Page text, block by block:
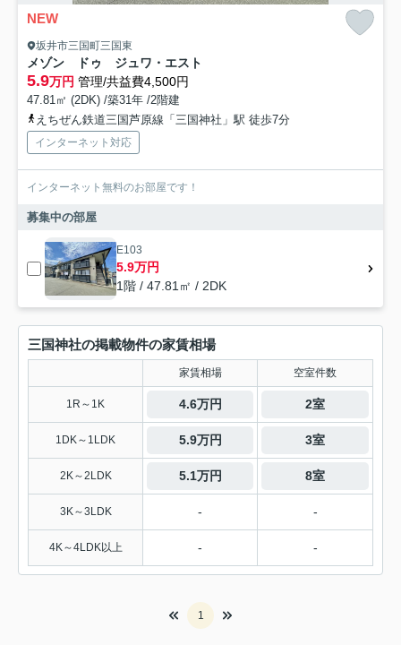
NEW
坂井市三国町三国東
メゾン ドゥ ジュワ・エスト
5.9万円 管理/共益費4,500円
47.81㎡ (2DK) /築31年 /2階建
えちぜん鉄道三国芦原線「三国神社」駅 徒歩7分
インターネット対応
インターネット無料のお部屋です！
募集中の部屋
E103
5.9万円
1階 / 47.81㎡ / 2DK
三国神社の掲載物件の家賃相場
家賃相場 空室件数
1R～1K 4.6万円 2室
1DK～1LDK 5.9万円 3室
2K～2LDK 5.1万円 8室
3K～3LDK - -
4K～4LDK以上 - -
1